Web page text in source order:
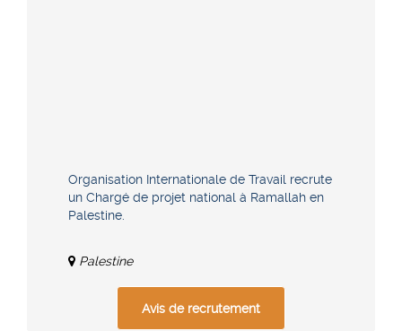
Organisation Internationale de Travail recrute
un Chargé de projet national à Ramallah en
Palestine.
Palestine
Avis de recrutement